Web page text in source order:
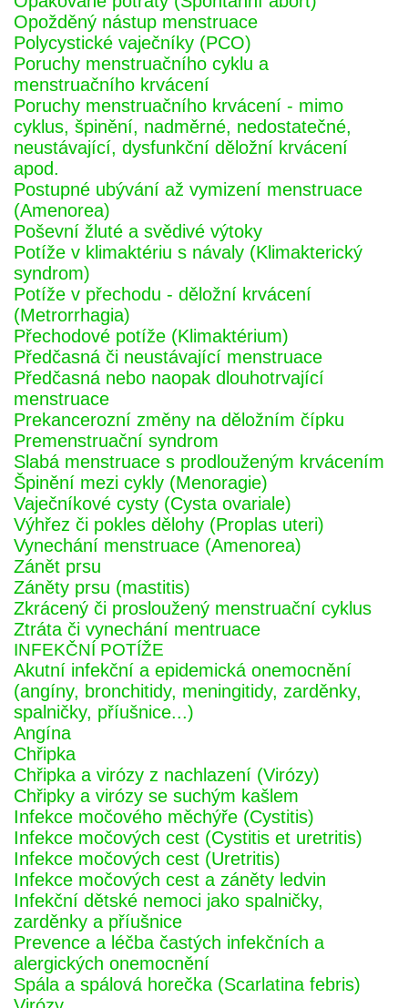
Opožděný nástup menstruace
Polycystické vaječníky (PCO)
Poruchy menstruačního cyklu a
menstruačního krvácení
Poruchy menstruačního krvácení - mimo
cyklus, špinění, nadměrné, nedostatečné,
neustávající, dysfunkční děložní krvácení
apod.
Postupné ubývání až vymizení menstruace
(Amenorea)
Poševní žluté a svědivé výtoky
Potíže v klimaktériu s návaly (Klimakterický
syndrom)
Potíže v přechodu - děložní krvácení
(Metrorrhagia)
Přechodové potíže (Klimaktérium)
Předčasná či neustávající menstruace
Předčasná nebo naopak dlouhotrvající
menstruace
Prekancerozní změny na děložním čípku
Premenstruační syndrom
Slabá menstruace s prodlouženým krvácením
Špinění mezi cykly (Menoragie)
Vaječníkové cysty (Cysta ovariale)
Výhřez či pokles dělohy (Proplas uteri)
Vynechání menstruace (Amenorea)
Zánět prsu
Záněty prsu (mastitis)
Zkrácený či prosloužený menstruační cyklus
Ztráta či vynechání mentruace
INFEKČNÍ POTÍŽE
Akutní infekční a epidemická onemocnění
(angíny, bronchitidy, meningitidy, zarděnky,
spalničky, příušnice...)
Angína
Chřipka
Chřipka a virózy z nachlazení (Virózy)
Chřipky a virózy se suchým kašlem
Infekce močového měchýře (Cystitis)
Infekce močových cest (Cystitis et uretritis)
Infekce močových cest (Uretritis)
Infekce močových cest a záněty ledvin
Infekční dětské nemoci jako spalničky,
zarděnky a příušnice
Prevence a léčba častých infekčních a
alergických onemocnění
Spála a spálová horečka (Scarlatina febris)